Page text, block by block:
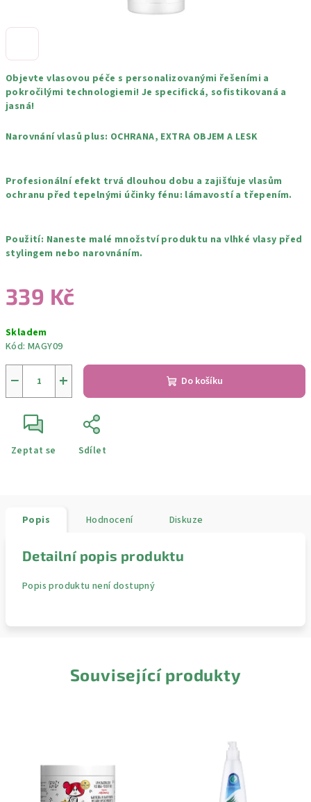
Objevte vlasovou péče s personalizovanými řešeními a
pokročilými technologiemi! Je specifická, sofistikovaná a
jasná!
Narovnání vlasů plus: OCHRANA, EXTRA OBJEM A LESK
Profesionální efekt trvá dlouhou dobu a zajišťuje vlasům
ochranu před tepelnými účinky fénu: lámavostí a třepením.
Použití: Naneste malé množství produktu na vlhké vlasy před
stylingem nebo narovnáním.
339 Kč
cena:
Skladem
Kód: MAGY09
+
− Do košíku
Zeptat se Sdílet
Popis Hodnocení Diskuze
Detailní popis produktu
Popis produktu není dostupný
Související produkty